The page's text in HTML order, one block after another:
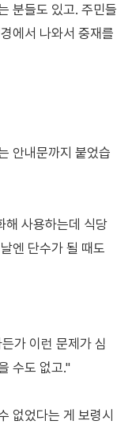
분들도 있고. 주민들
에서 나와서 중재를
안내문까지 붙었습
해 사용하는데 식당
엔 단수가 될 때도
가 이런 문제가 심
수도 없고."
없었다는 게 보령시